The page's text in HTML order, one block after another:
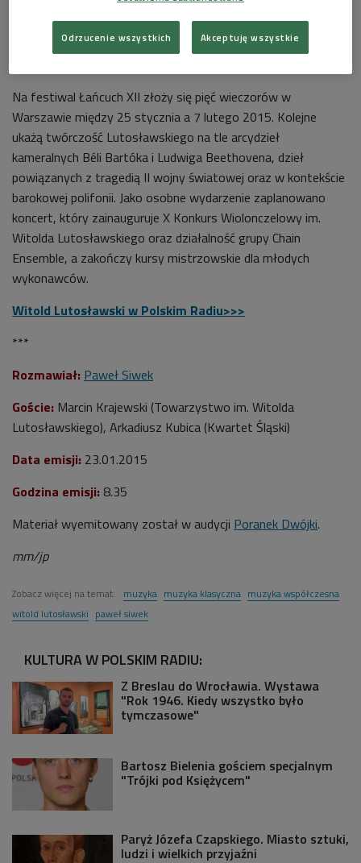
stycznia w Studiu Koncertowym Polskiego Radia im. Witolda
Lutosławskiego, a w którego programie, oprócz dzieł
patrona, znalazły się utwory Fina Jeana Sibeliusa oraz
Na festiwal Łańcuch XII złoży się pięć wieczorów w
Warszawie między 25 stycznia a 7 lutego 2015. Kolejne
ukażą twórczość Lutosławskiego na tle arcydzieł
kameralnych Béli Bartóka i Ludwiga Beethovena, dzieł
powiązanych z tragedią II wojny światowej oraz w kontekście
barokowej polifonii. Jako osobne wydarzenie zaplanowano
koncert, który zainauguruje X Konkurs Wiolonczelowy im.
Witolda Lutosławskiego oraz działalność grupy Chain
Ensemble, a zakończy kursy mistrzowskie dla młodych
wykonawców.
Witold Lutosławski w Polskim Radiu>>>
***
Rozmawiał: Paweł Siwek
Goście: Marcin Krajewski (Towarzystwo im. Witolda
Lutosławskiego), Arkadiusz Kubica (Kwartet Śląski)
Data emisji: 23.01.2015
Godzina emisji: 8.35
Materiał wyemitowany został w audycji Poranek Dwójki.
mm/jp
Zobacz więcej na temat: muzyka muzyka klasyczna muzyka współczesna
witold lutosławski paweł siwek
KULTURA W POLSKIM RADIU:
Z Breslau do Wrocławia. Wystawa
"Rok 1946. Kiedy wszystko było
tymczasowe"
Bartosz Bielenia gościem specjalnym
"Trójki pod Księżycem"
Paryż Józefa Czapskiego. Miasto sztuki,
ludzi i wielkich przyjaźni
Odrzucenie wszystkich Akceptuję wszystkie